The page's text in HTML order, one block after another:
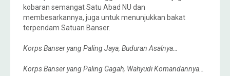
kobaran semangat Satu Abad NU dan
membesarkannya, juga untuk menunjukkan bakat
terpendam Satuan Banser.
Korps Banser yang Paling Jaya, Buduran Asalnya…
Korps Banser yang Paling Gagah, Wahyudi Komandannya…